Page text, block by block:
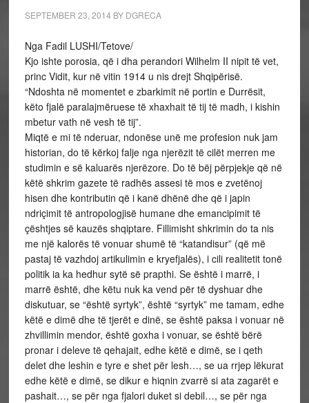
SEPTEMBER 23, 2014 BY DGRECA
Nga Fadil LUSHI/Tetove/
Kjo ishte porosia, që i dha perandori Wilhelm II nipit të vet,
princ Vidit, kur në vitin 1914 u nis drejt Shqipërisë.
“Ndoshta në momentet e zbarkimit në portin e Durrësit,
këto fjalë paralajmëruese të xhaxhait të tij të madh, i kishin
mbetur vath në vesh të tij”.
Miqtë e mi të nderuar, ndonëse unë me profesion nuk jam
historian, do të kërkoj falje nga njerëzit të cilët merren me
studimin e së kaluarës njerëzore. Do të bëj përpjekje që në
këtë shkrim gazete të radhës assesi të mos e zvetënoj
hisen dhe kontributin që i kanë dhënë dhe që i japin
ndriçimit të antropologjisë humane dhe emancipimit të
çështjes së kauzës shqiptare. Fillimisht shkrimin do ta nis
me një kalorës të vonuar shumë të “katandisur” (që më
pastaj të vazhdoj artikulimin e kryefjalës), i cili realitetit tonë
politik ia ka hedhur sytë së prapthi. Se është i marrë, i
marrë është, dhe këtu nuk ka vend për të dyshuar dhe
diskutuar, se “është syrtyk”, është “syrtyk” me tamam, edhe
këtë e dimë dhe të tjerët e dinë, se është paksa i vonuar në
zhvillimin mendor, është goxha i vonuar, se është bërë
pronar i deleve të qehajait, edhe këtë e dimë, se i qeth
delet dhe leshin e tyre e shet për lesh…, se ua rrjep lëkurat
edhe këtë e dimë, se dikur e hiqnin zvarrë si ata zagarët e
pashait…, se për nga fjalori duket si debil…, se për nga